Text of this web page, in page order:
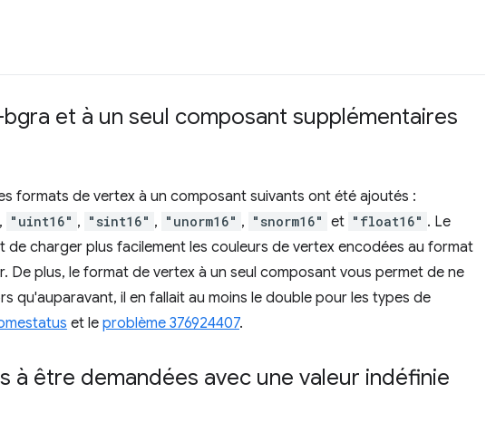
et à un seul composant supplémentaires
formats de vertex à un composant suivants ont été ajoutés :
, "uint16" , "sint16" , "unorm16" , "snorm16" et "float16" . Le
de charger plus facilement les couleurs de vertex encodées au format
De plus, le format de vertex à un seul composant vous permet de ne
qu'auparavant, il en fallait au moins le double pour les types de
et le problème 376924407.
à être demandées avec une valeur indéfinie